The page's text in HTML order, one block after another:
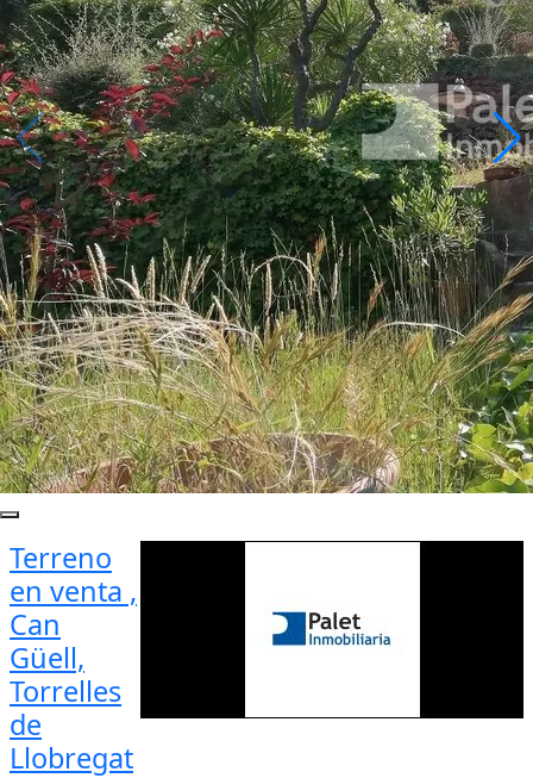
Terreno
en venta ,
Can
Güell,
Torrelles
de
Llobregat